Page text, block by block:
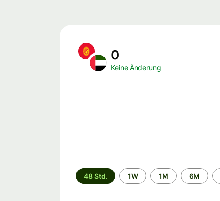
0
Keine Änderung
Zeitraum
48 Std. 1W 1M 6M